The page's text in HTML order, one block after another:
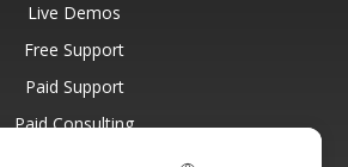
Live Demos
Free Support
Paid Support
Paid Consulting